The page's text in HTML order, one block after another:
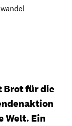
Brot für die
Welt. Ein